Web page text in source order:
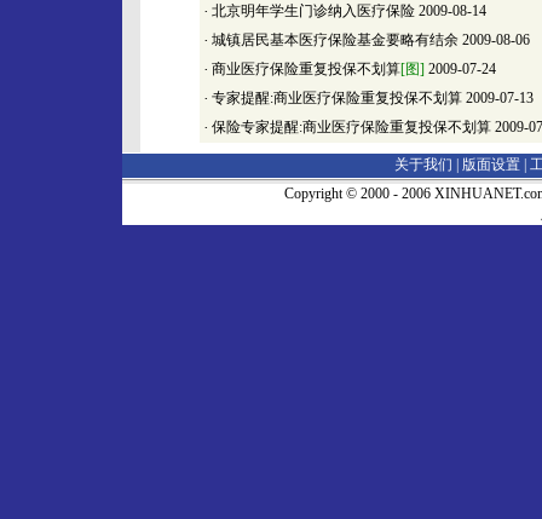
· 北京明年学生门诊纳入医疗保险 2009-08-14
· 城镇居民基本医疗保险基金要略有结余 2009-08-06
· 商业医疗保险重复投保不划算[图] 2009-07-24
· 专家提醒:商业医疗保险重复投保不划算 2009-07-13
· 保险专家提醒:商业医疗保险重复投保不划算 2009-
关于我们 | 版面设置
Copyright © 2000 - 2006